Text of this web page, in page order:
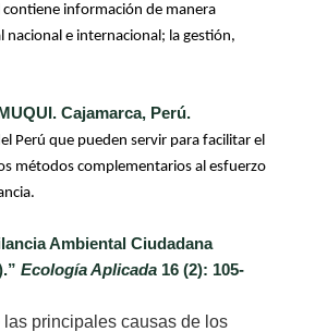
información de manera
nacional e internacional; la gestión,
Cajamarca, Perú.
Perú que pueden servir para facilitar el
métodos complementarios al esfuerzo
Ambiental Ciudadana
Ecología Aplicada 16 (2): 105-
principales causas de los